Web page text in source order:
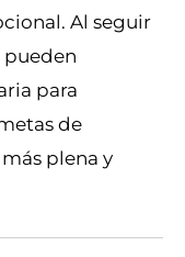
Al seguir
pueden
para
de
plena y